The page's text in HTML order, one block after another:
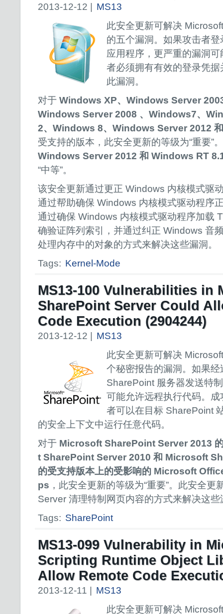
2013-12-12 |
MS13
此安全更新可解决
的五个漏洞。如果攻击者
应用程序，更严重的漏洞
者必须拥有有效的登录凭
此漏洞。
对于 Windows XP、Windows Server
Windows Server 2008 、Windows7、
2、Windows 8、Windows Server 2012
受支持的版本，此安全更新的等级为“重要”
Windows Server 2012 和 Windows RT
“中等”。
该安全更新通过更正 Windows 内核模式驱
通过帮助确保 Windows 内核模式驱动程序
通过确保 Windows 内核模式驱动程序加载
确验证阵列索引，并通过纠正 Windows 音
处理内存中的对象的方式来解决这些漏洞。
Tags: Kernel-Mode
MS13-100 Vulnerabilities in
SharePoint Server Could
Code Execution (2904244)
2013-12-12 |
MS13
此安全更新可解决
个秘密报告的漏洞。如果
SharePoint 服务器发送特
可能允许远程执行代码。
者可以在目标 SharePoint
的安全上下文中运行任意代码。
对于 Microsoft SharePoint Server 2013
t SharePoint Server 2010 和 Microsoft
的受支持版本上的受影响的 Microsoft
ps ，此安全更新的等级为“重要”。此安全
Server 清理特制网页内容的方式来解决这些
Tags: SharePoint
MS13-099 Vulnerability in
Scripting Runtime Object
Allow Remote Code
2013-12-11 |
MS13
此安全更新可解决